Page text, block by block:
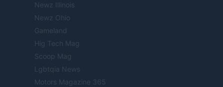
Newz Illinois
Newz Ohio
Gameland
Hig Tech Mag
Scoop Mag
Lgbtqia News
Motors Magazine 365